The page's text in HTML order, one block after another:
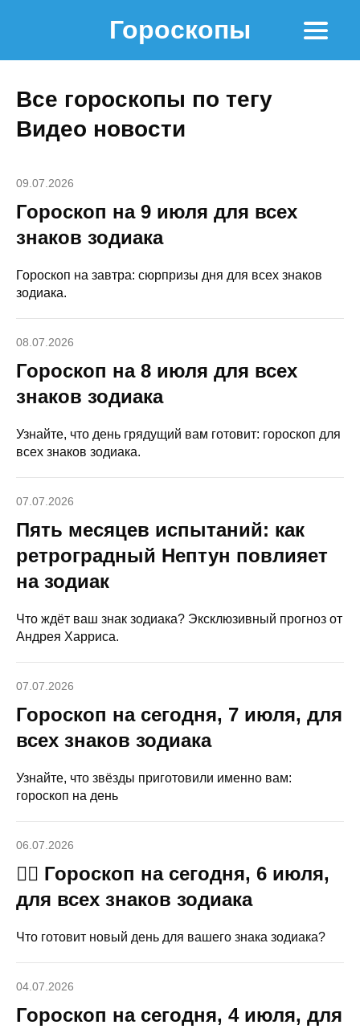
Гороскопы
Все гороскопы по тегу
Видео новости
09.07.2026
Гороскоп на 9 июля для всех
знаков зодиака
Гороскоп на завтра: сюрпризы дня для всех знаков
зодиака.
08.07.2026
Гороскоп на 8 июля для всех
знаков зодиака
Узнайте, что день грядущий вам готовит: гороскоп для
всех знаков зодиака.
07.07.2026
Пять месяцев испытаний: как
ретроградный Нептун повлияет
на зодиак
Что ждёт ваш знак зодиака? Эксклюзивный прогноз от
Андрея Харриса.
07.07.2026
Гороскоп на сегодня, 7 июля, для
всех знаков зодиака
Узнайте, что звёзды приготовили именно вам:
гороскоп на день
06.07.2026
🧙‍♀ Гороскоп на сегодня, 6 июля,
для всех знаков зодиака
Что готовит новый день для вашего знака зодиака?
04.07.2026
Гороскоп на сегодня, 4 июля, для